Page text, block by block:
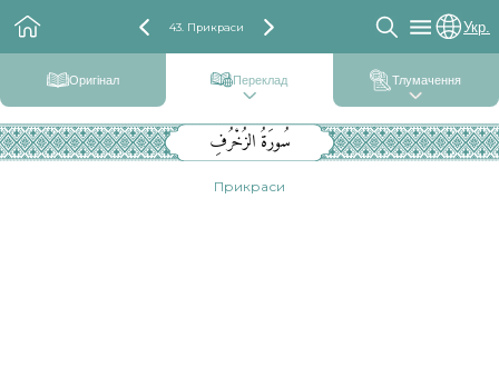
43. Прикраси Укр.
Оригінал Переклад Тлумачення
سُورَةُ الزُخْرُفِ
Прикраси